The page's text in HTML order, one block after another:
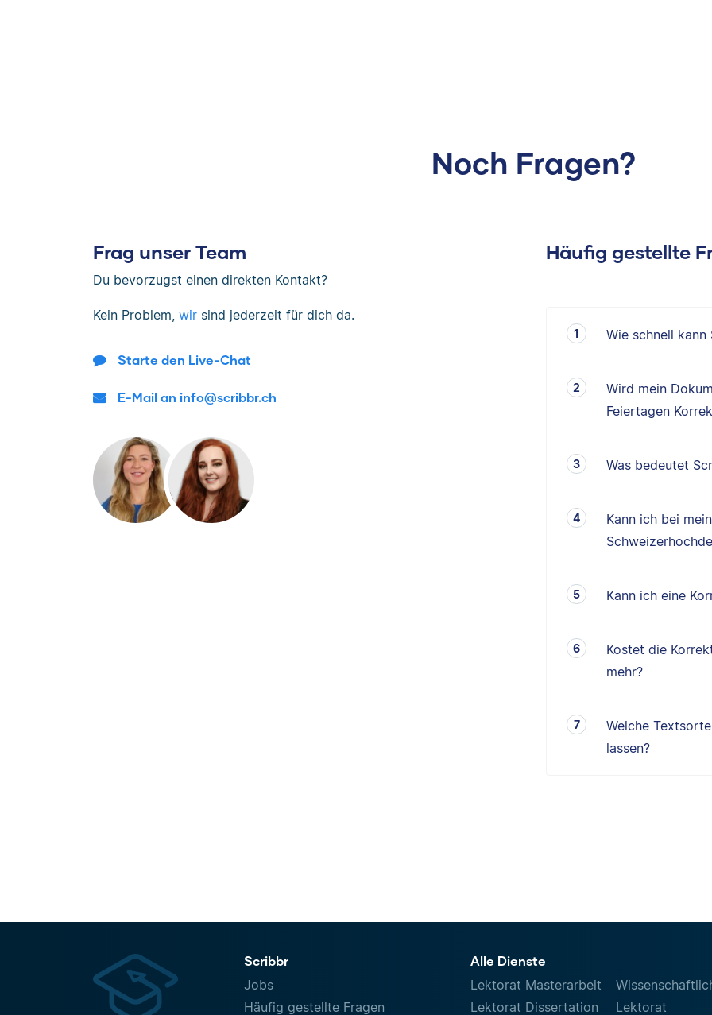
Noch Fragen?
Frag unser Team
Du bevorzugst einen direkten Kontakt?
Kein Problem, wir sind jederzeit für dich da.
Starte den Live-Chat
E-Mail an info@scribbr.ch
Häufig gestellte
Wie schnell
Wird mein
Feiertagen
Was bedeutet
Kann ich bei
Kann ich eine
Kostet die
mehr?
Welche
lassen?
Scribbr
Jobs
Häufig gestellte Fragen
Alle Dienste
Lektorat Masterarbeit
Lektorat Dissertation
Lektorat